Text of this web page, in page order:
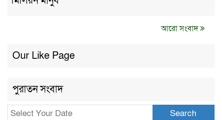
আরো সংবাদ
Our Like Page
পুরাতন সংবাদ
Search